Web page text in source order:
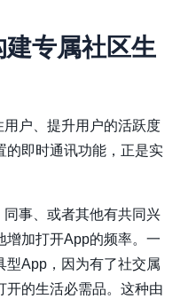
专属社区生
户、提升用户的活跃度
的即时通讯功能，正是实
事、或者其他有共同兴
增加打开App的频率。一
型App，因为有了社交属
开的生活必需品。这种由